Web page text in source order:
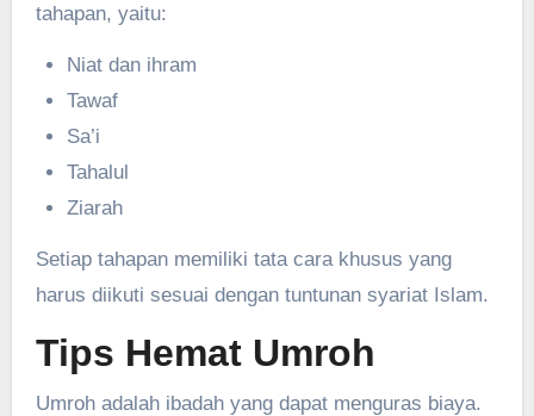
tahapan, yaitu:
Niat dan ihram
Tawaf
Sa’i
Tahalul
Ziarah
Setiap tahapan memiliki tata cara khusus yang
harus diikuti sesuai dengan tuntunan syariat Islam.
Tips Hemat Umroh
Umroh adalah ibadah yang dapat menguras biaya.